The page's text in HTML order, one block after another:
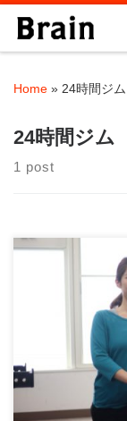
Skip to content
Home » 24時間ジム
24時間ジム
1 post
ちょこざっぷ
RIZAPが手掛け